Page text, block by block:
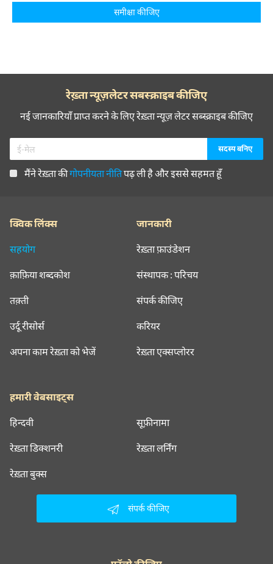
समीक्षा कीजिए
रेख़्ता न्यूज़लेटर सबस्क्राइब कीजिए
नई जानकारियाँ प्राप्त करने के लिए रेख़्ता न्यूज़ लेटर सब्स्क्राइब कीजिए
मैंने रेख़्ता कीगोपनीयता नीतिपढ़ ली है और इससे सहमत हूँ
क्विक लिंक्स
सहयोग
क़ाफ़िया शब्दकोश
तक़्ती
उर्दू रीसोर्स
अपना काम रेख़्ता को भेजें
जानकारी
रेख़्ता फ़ाउंडेशन
संस्थापक : परिचय
संपर्क कीजिए
करियर
रेख़्ता एक्सप्लोरर
हमारी वेबसाइट्स
हिन्दवी सूफ़ीनामा
रेख़्ता डिक्शनरी रेख़्ता लर्निंग
रेख़्ता बुक्स
संपर्क कीजिए